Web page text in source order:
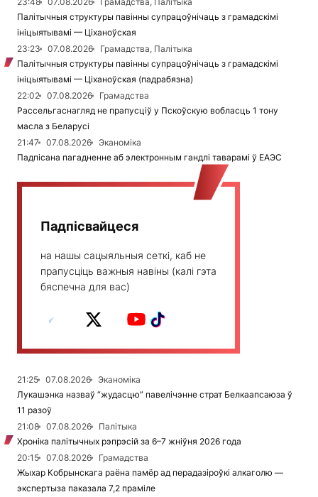
Палітычныя структуры павінны супрацоўнічаць з грамадскімі
ініцыятывамі — Ціханоўская
23:23
07.08.2026
Грамадства, Палітыка
Палітычныя структуры павінны супрацоўнічаць з грамадскімі
ініцыятывамі — Ціханоўская (падрабязна)
22:02
07.08.2026
Грамадства
Рассельгаснагляд не прапусціў у Пскоўскую вобласць 1 тону
масла з Беларусі
21:47
07.08.2026
Эканоміка
Падпісана пагадненне аб электронным гандлі таварамі ў ЕАЭС
Падпісвайцеся
на нашы сацыяльныя сеткі, каб не
прапусціць важныя навіны (калі гэта
бяспечна для вас)
21:25 07.08.2026
Эканоміка
Лукашэнка назваў “жудасцю” павелічэнне страт Белкаапсаюза ў
11 разоў
21:08
07.08.2026
Палітыка
Хроніка палітычных рэпрэсій за 6–7 жніўня 2026 года
20:15
07.08.2026
Грамадства
Жыхар Кобрынскага раёна памёр ад перадазіроўкі алкаголю —
экспертыза паказала 7,2 праміле